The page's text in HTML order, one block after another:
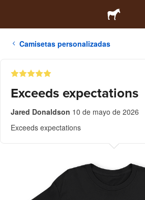
Camisetas personalizadas
Exceeds expectations
Jared Donaldson 10 de mayo de 2026
Exceeds expectations